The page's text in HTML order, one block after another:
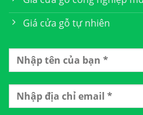
Giá cửa gỗ tự nhiên